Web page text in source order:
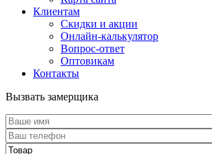
Клиентам
Скидки и акции
Онлайн-калькулятор
Вопрос-ответ
Оптовикам
Контакты
Вызвать замерщика